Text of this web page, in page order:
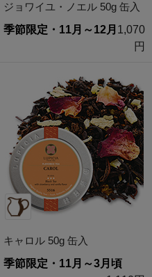
ジョワイユ・ノエル 50g 缶入
季節限定・11月～12月 1,070
円
キャロル 50g 缶入
季節限定・11月～3月頃